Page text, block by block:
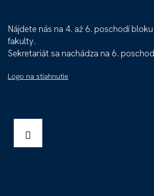
Nájdete nás na 4. až 6. poschodí
fakulty.
Sekretariát sa nachádza na 6.
Logo na stiahnutie